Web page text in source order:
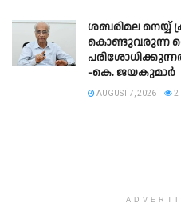
ശബരിമല നെയ്യ്
കൊണ്ടുവരുന്ന
-കെ. ജയകുമാർ
AUGUST 7, 2026 2